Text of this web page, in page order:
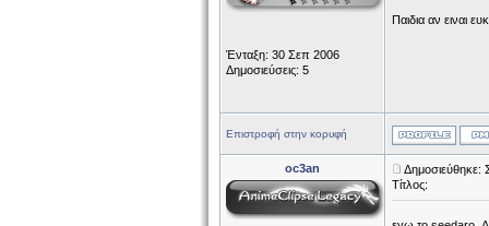
Ένταξη: 30 Σεπ 2006
Δημοσιεύσεις: 5
Παιδια αν ειναι
Επιστροφή στην κορυφή
oc3an
Δημοσιεύθηκε:
Τίτλος: